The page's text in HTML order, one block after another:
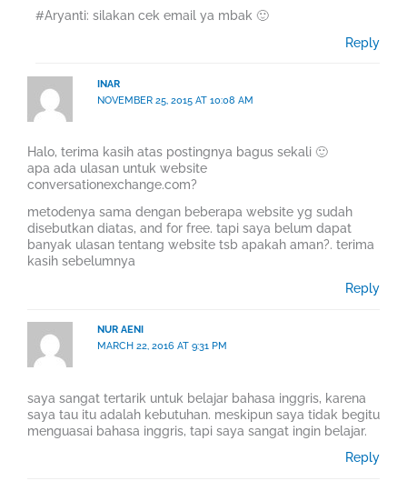
#Aryanti: silakan cek email ya mbak 🙂
Reply
INAR
NOVEMBER 25, 2015 AT 10:08 AM
Halo, terima kasih atas postingnya bagus sekali 🙂
apa ada ulasan untuk website
conversationexchange.com?
metodenya sama dengan beberapa website yg sudah
disebutkan diatas, and for free. tapi saya belum dapat
banyak ulasan tentang website tsb apakah aman?. terima
kasih sebelumnya
Reply
NUR AENI
MARCH 22, 2016 AT 9:31 PM
saya sangat tertarik untuk belajar bahasa inggris, karena
saya tau itu adalah kebutuhan. meskipun saya tidak begitu
menguasai bahasa inggris, tapi saya sangat ingin belajar.
Reply